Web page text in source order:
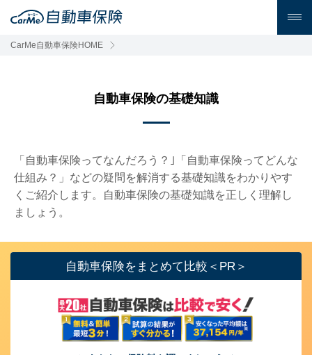
CarMe自動車保険HOME
自動車保険の基礎知識
「自動車保険ってなんだろう？｣「自動車保険ってどんな
仕組み？」などの疑問を解消する基礎知識をわかりやす
くご紹介します。自動車保険の基礎知識を正しく理解し
ましょう。
自動車保険をまとめて比較＜PR＞